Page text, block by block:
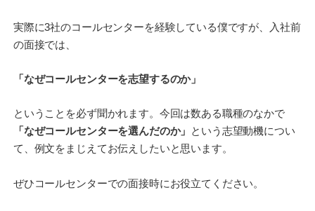
実際に3社のコールセンターを経験している僕ですが、入社前
の面接では、
「なぜコールセンターを志望するのか」
ということを必ず聞かれます。今回は数ある職種のなかで
「なぜコールセンターを選んだのか」 という志望動機につい
て、例文をまじえてお伝えしたいと思います。
ぜひコールセンターでの面接時にお役立てください。